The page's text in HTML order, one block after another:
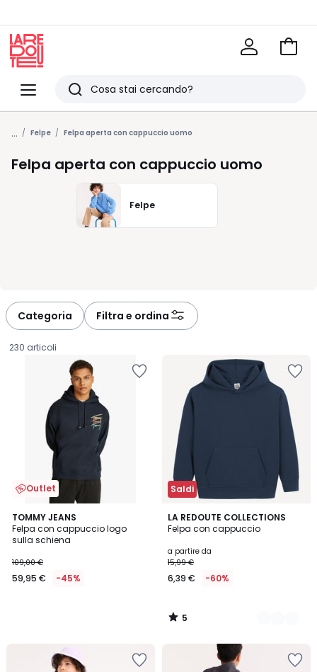
Menu
Redoute
Ricerca
Ultimi
articoli
visti
Vai
... Felpe Felpa aperta con cappuccio uomo
Felpa aperta con cappuccio uomo
Felpe
Categoria Filtra e ordina
230 articoli
Outlet
TOMMY JEANS
Felpa con cappuccio logo
sulla schiena
€
Invece
109,00 €
59,95 € -45%
Saldi
LA REDOUTE COLLECTIONS
Felpa con cappuccio
a partire da
15,99 €
6,39 € -60%
5
/
5
Colori
5
/